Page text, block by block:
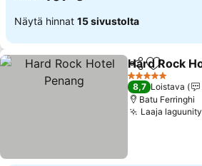
Näytä hinnat 15 sivustolta
Jaa Lisää
Hard Rock
5 Tähtiluokitus
8,7 Loistava
Batu Ferringhi
Laaja